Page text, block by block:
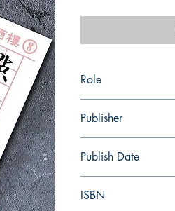
Role
Publisher
Publish Date
ISBN